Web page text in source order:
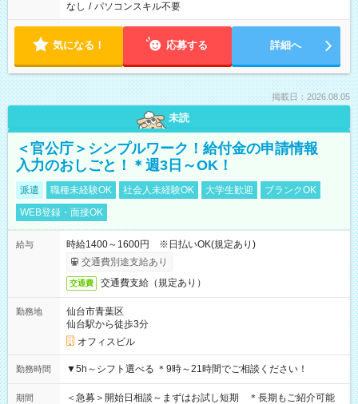
なし / パソコンスキル不要
気になる！ 応募する 詳細へ
掲載日：2026.08.05
未読
＜官公庁＞シンプルワーク！給付金の申請情報
入力のおしごと！＊週3日～OK！
派遣 職種未経験OK 社会人未経験OK 大学生歓迎
ブランクOK
WEB登録・面接OK
給与
時給1400～1600円 ※日払いOK(規定あり)
交通費別途支給あり
交通費 交通費支給（規定あり）
勤務地
仙台市青葉区
仙台駅から徒歩3分
オフィスビル
勤務時間 ▼5h～シフト選べる ＊9時～21時間でご相談ください！
期間
＜急募＞開始日相談～まずはお試し短期 ＊長期もご紹介可能